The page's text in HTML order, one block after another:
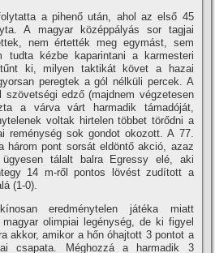
a pihenő után, ahol az első 45
A magyar középpályás sor tagjai
nem értették meg egymást, sem
tudta kézbe kaparintani a karmesteri
ki, milyen taktikát követ a hazai
peregtek a gól nélküli percek. A
szövetségi edző (majdnem végzetesen
a várva várt harmadik támadóját,
voltak hirtelen többet törődni a
reménység sok gondot okozott. A 77.
három pont sorsát eldöntő akció, azaz
tálalt balra Egressy elé, aki
14 m-ről pontos lövést zudí­tott a
(1-0).
eredménytelen játéka miatt
olimpiai legénység, de ki figyel
akkor, amikor a hőn óhajtott 3 pontot a
csapata. Méghozzá a harmadik 3